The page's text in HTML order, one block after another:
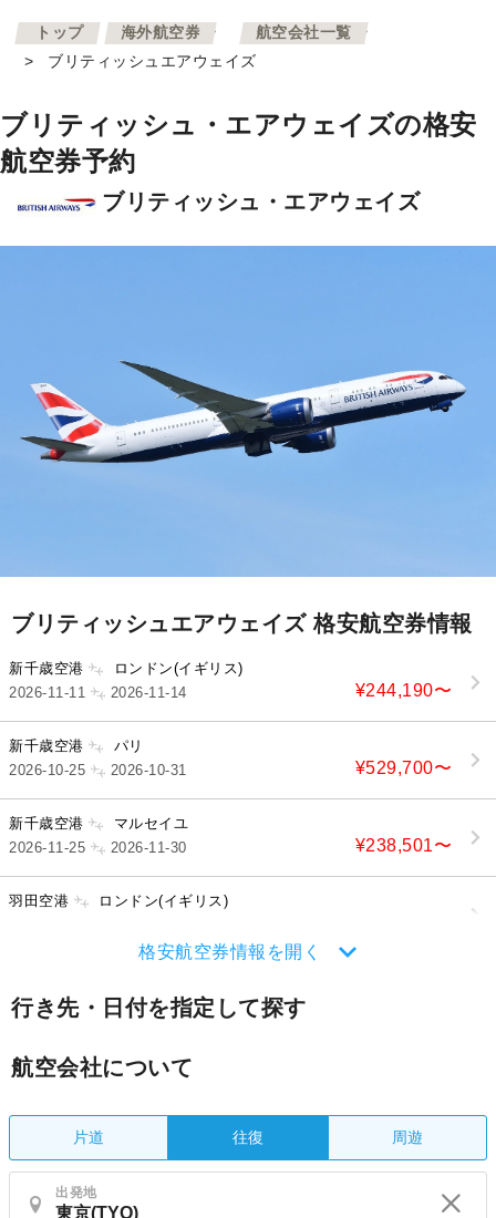
トップ >
海外航空券 >
航空会社一覧
>
ブリティッシュエアウェイズ
ブリティッシュ・エアウェイズの格安
航空券予約
ブリティッシュ・エアウェイズ
ブリティッシュエアウェイズ 格安航空券情報
新千歳空港 ロンドン(イギリス)
¥244,190〜
2026-11-11 2026-11-14
新千歳空港 パリ
¥529,700〜
2026-10-25 2026-10-31
新千歳空港 マルセイユ
¥238,501〜
2026-11-25 2026-11-30
羽田空港 ロンドン(イギリス)
格安航空券情報を開く
行き先・日付を指定して探す
航空会社について
片道 往復 周遊
出発地